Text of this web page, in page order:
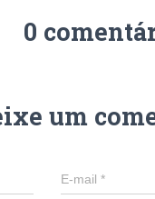
0
um
E-mail*